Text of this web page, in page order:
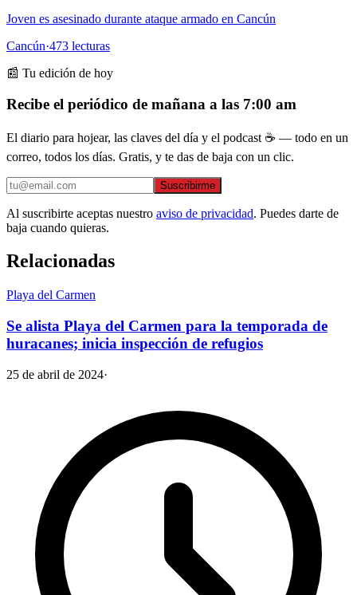
Joven es asesinado durante ataque armado en Cancún
Cancún·473 lecturas
📰 Tu edición de hoy
Recibe el periódico de mañana a las 7:00 am
El diario para hojear, las claves del día y el podcast ☕ — todo en un
correo, todos los días. Gratis, y te das de baja con un clic.
Suscribirme
Al suscribirte aceptas nuestro aviso de privacidad. Puedes darte de
baja cuando quieras.
Relacionadas
Playa del Carmen
Se alista Playa del Carmen para la temporada de
huracanes; inicia inspección de refugios
25 de abril de 2024·